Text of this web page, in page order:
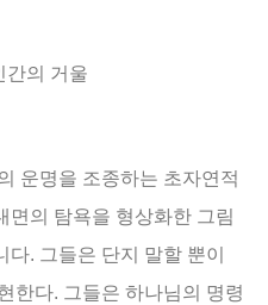
간의 거울
운명을 조종하는 초자연적
면의 탐욕을 형상화한 그림
다. 그들은 단지 말할 뿐이
한다. 그들은 하나님의 명령